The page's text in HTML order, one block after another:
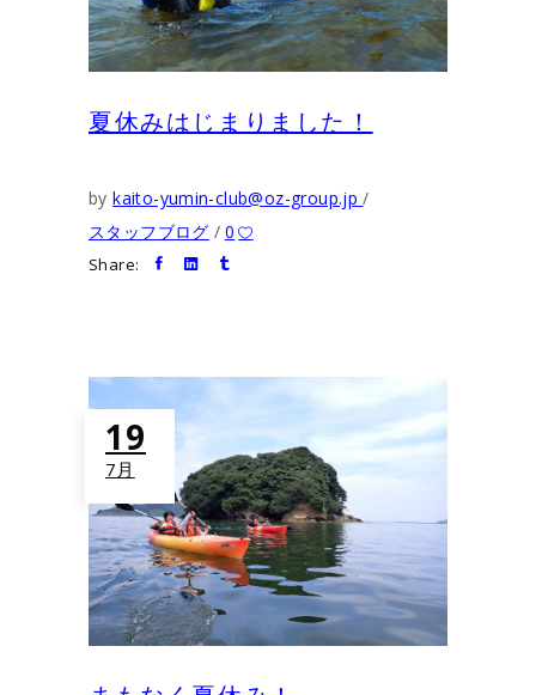
夏休みはじまりました！
bykaito-yumin-club@oz-group.jp
スタッフブログ
0
Share:
19
7月